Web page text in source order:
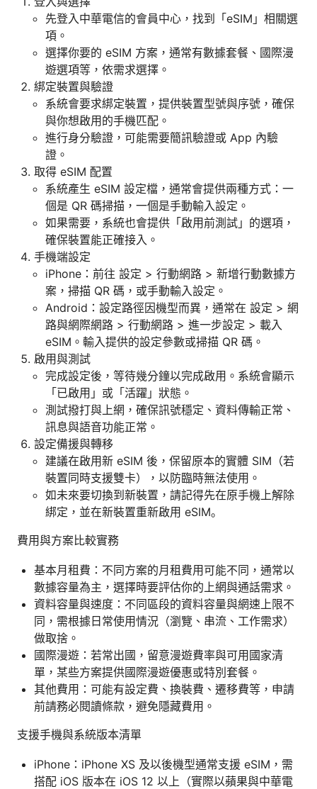
先登入中華電信的會員中心，找到「eSIM」相關選
項。
選擇你要的 eSIM 方案，通常有數據套餐、國際漫
遊選項等，依需求選擇。
綁定裝置與驗證
系統會要求綁定裝置，提供裝置型號與序號，確保
與你想啟用的手機匹配。
進行身分驗證，可能需要簡訊驗證或 App 內驗
證。
取得 eSIM 配置
系統產生 eSIM 設定檔，通常會提供兩種方式：一
個是 QR 碼掃描，一個是手動輸入設定。
如果需要，系統也會提供「啟用前測試」的選項，
確保裝置能正確接入。
手機端設定
iPhone：前往 設定 > 行動網路 > 新增行動數據方
案，掃描 QR 碼，或手動輸入設定。
Android：設定路徑因機型而異，通常在 設定 > 網
路與網際網路 > 行動網路 > 進一步設定 > 載入
eSIM。輸入提供的設定參數或掃描 QR 碼。
啟用與測試
完成設定後，等待幾分鐘以完成啟用。系統會顯示
「已啟用」或「活躍」狀態。
測試撥打與上網，確保訊號穩定、資料傳輸正常、
訊息與語音功能正常。
設定備援與轉移
建議在啟用新 eSIM 後，保留原本的實體 SIM（若
裝置同時支援雙卡），以防臨時無法使用。
如未來要切換到新裝置，請記得先在原手機上解除
綁定，並在新裝置重新啟用 eSIM。
費用與方案比較實務
基本月租費：不同方案的月租費用可能不同，通常以
數據容量為主，選擇時要評估你的上網與通話需求。
資料容量與速度：不同區段的資料容量與網速上限不
同，需根據日常使用情況（瀏覽、串流、工作需求）
做取捨。
國際漫遊：若常出國，留意漫遊費率與可用國家清
單，某些方案提供國際漫遊優惠或特別套餐。
其他費用：可能有設定費、換裝費、遷移費等，申請
前請務必閱讀條款，避免隱藏費用。
支援手機與系統版本清單
iPhone：iPhone XS 及以後機型通常支援 eSIM，需
搭配 iOS 版本在 iOS 12 以上（實際以蘋果與中華電